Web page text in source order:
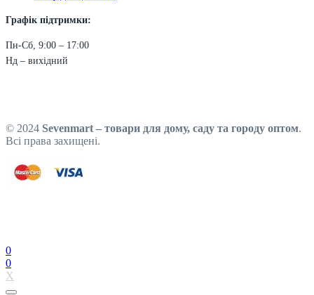
Графік підтримки:
Пн-Сб, 9:00 – 17:00
Нд – вихідний
© 2024 Sevenmart – товари для дому, саду та городу оптом.
Всі права захищені.
0
0
X